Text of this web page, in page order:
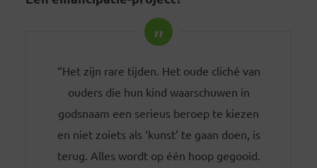
“Het zijn rare tijden. Het oude cliché van
ouders die hun kind waarschuwen in
godsnaam een serieus beroep te kiezen
en niet zoiets als ‘kunst’ te gaan doen, is
terug. Alles wordt op één hoop gegooid.